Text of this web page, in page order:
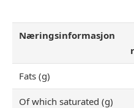
Næringsinformasjon
Fats (g)
Of which saturated (g)